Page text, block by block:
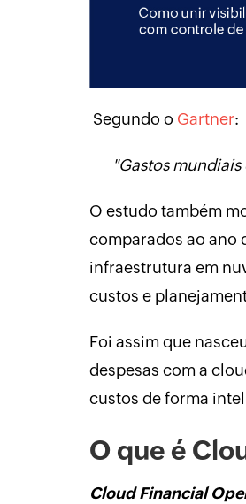
Segundo o Gartner:
"Gastos
O estudo também
comparados ao ano
infraestrutura em
custos e
Foi assim que
despesas com a
custos de forma
O que é
Cloud Financial